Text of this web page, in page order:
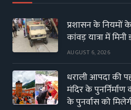
प्रशासन के नियमों के
कांवड़ यात्रा में
AUGUST 6, 2026
धराली आपदा की
मंदिर के पुनर्निर्माण
के पुनर्वास को